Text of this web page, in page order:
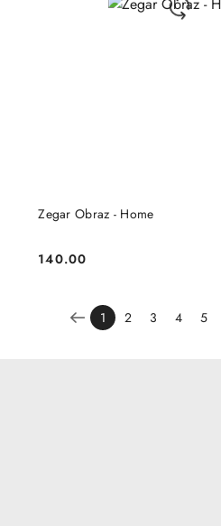
Zegar Obraz - Home
Cena:
140.00
1 2 3 4 5